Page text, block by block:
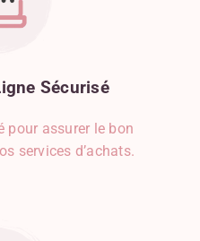
Sécurisé
pour assurer le bon
services d’achats.